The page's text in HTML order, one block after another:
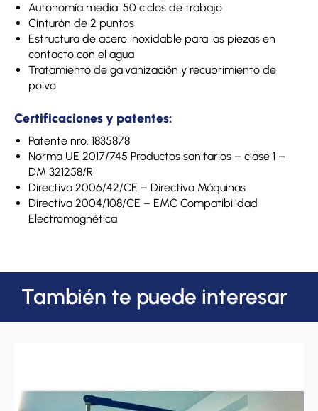
Autonomía media: 50 ciclos de trabajo
Cinturón de 2 puntos
Estructura de acero inoxidable para las piezas en
contacto con el agua
Tratamiento de galvanización y recubrimiento de
polvo
Certificaciones y patentes:
Patente nro. 1835878
Norma UE 2017/745 Productos sanitarios – clase 1 –
DM 321258/R
Directiva 2006/42/CE – Directiva Máquinas
Directiva 2004/108/CE – EMC Compatibilidad
Electromagnética
También te puede interesar